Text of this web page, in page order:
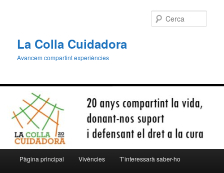
La Colla Cuidadora
Avancem compartint experiències
principal
Pàgina principal Vivències T’interessarà saber-ho